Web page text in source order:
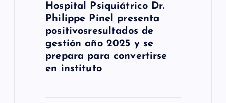
Hospital Psiquiátrico Dr.
Philippe Pinel presenta
positivosresultados de
gestión año 2025 y se
prepara para convertirse
en instituto